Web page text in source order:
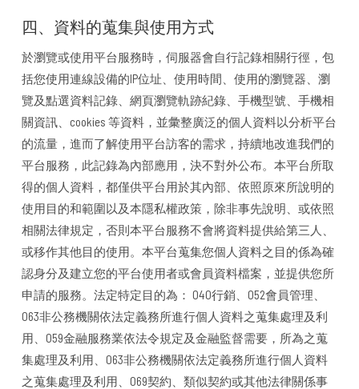
四、資料的蒐集與使用方式
於瀏覽或使用平台服務時，伺服器會自行記錄相關行徑，包
括您使用連線設備的IP位址、使用時間、使用的瀏覽器、瀏
覽及點選資料記錄、網頁瀏覽軌跡紀錄、手機型號、手機相
關資訊、cookies 等資料，並彙整廣泛的個人資料以分析平台
的流量，進而了解使用平台訪客的需求，持續地改進我們的
平台服務，此記錄為內部應用，決不對外公布。本平台所取
得的個人資料，都僅供平台用於其內部、依照原來所說明的
使用目的和範圍以及本隱私權政策，除非事先說明、或依照
相關法律規定，否則本平台服務不會將資料提供給第三人、
或移作其他目的使用。本平台蒐集您個人資料之目的係為確
認身分及建立您的平台使用者或會員資料檔案，並提供您所
申請的服務。法定特定目的為： 040行銷、052會員管理、
063非公務機關依法定義務所進行個人資料之蒐集處理及利
用、059金融服務業依法令規定及金融監督需要，所為之蒐
集處理及利用、063非公務機關依法定義務所進行個人資料
之蒐集處理及利用、069契約、類似契約或其他法律關係事